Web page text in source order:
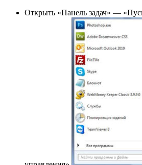
Открыть «Панель задач» —